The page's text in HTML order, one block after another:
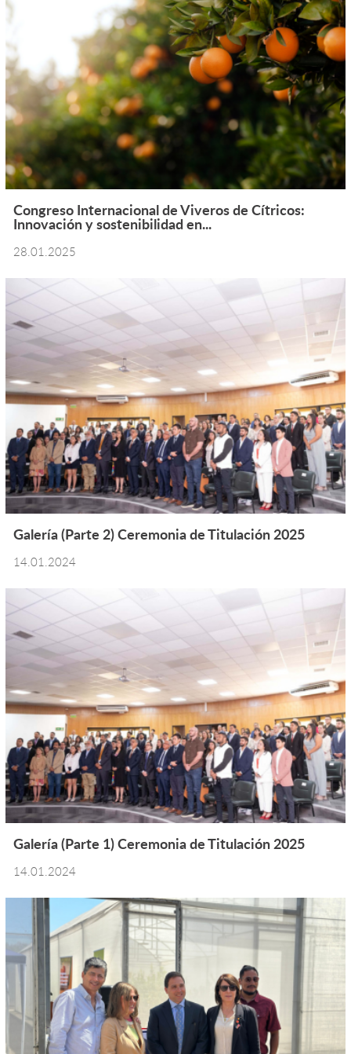
Congreso Internacional de Viveros de Cítricos:
Innovación y sostenibilidad en...
28.01.2025
Galería (Parte 2) Ceremonia de Titulación 2025
14.01.2024
Galería (Parte 1) Ceremonia de Titulación 2025
14.01.2024